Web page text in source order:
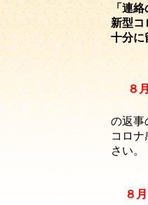
「連絡の窓」を時々
新型コロナウイルス
十分に留意して感
８
の返事のない人が
コロナ感染の関係で
さい。
８